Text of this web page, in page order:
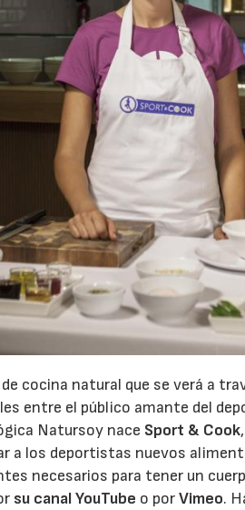
cocina natural que se verá a
entre el público amante del
Natursoy nace Sport & Cook
a los deportistas nuevos
necesarios para tener un
su canal YouTube o porVimeo.